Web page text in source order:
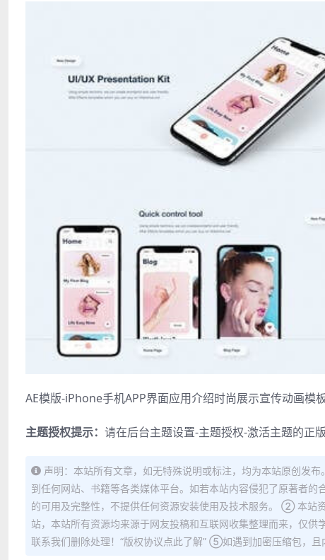
AE模版-iPhone手机APP界面应用介绍时尚展示宣传动画模
主题授权提示： 请在后台主题设置-主题授权-激活主题的正
声明：本站所有文章，如无特殊说明或标注，均为本站原创发
到任何网站、书籍等各类媒体平台。如若本站内容侵犯了原著者
的可用及完整性，不提供任何资源安装使用及技术服务。 ② 本
站，本站所有资源均来源于网友投稿和互联网收集整理而来，仅
联系我们删除处理！“版权协议点此了解” ⑤如遇到加密压缩包，